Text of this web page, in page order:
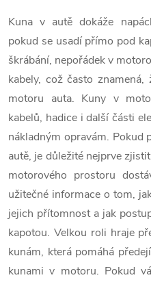
Kuna v autě dokáže
pokud se usadí přímo pod
škrábání, nepořádek v
kabely, což často
motoru auta. Kuny v
kabelů, hadice i další části
nákladným opravám. Pokud
autě, je důležité nejprve
motorového prostoru
užitečné informace o tom,
jejich přítomnost a jak
kapotou. Velkou roli hraje
kunám, která pomáhá
kunami v motoru. Pokud